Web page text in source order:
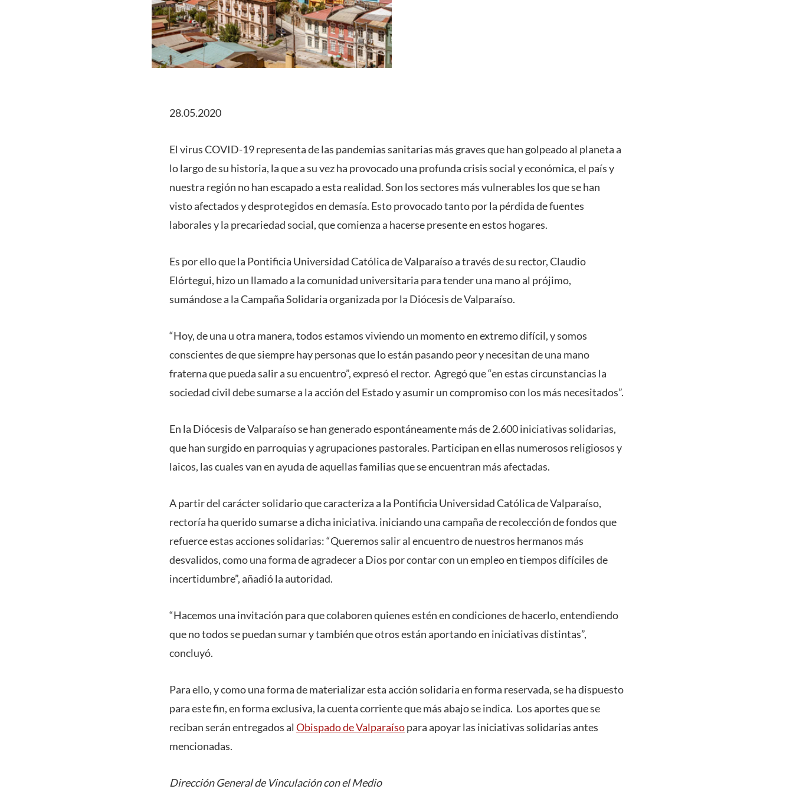
28.05.2020
El virus COVID-19 representa de las pandemias sanitarias más graves que han golpeado al planeta a
lo largo de su historia, la que a su vez ha provocado una profunda crisis social y económica, el país y
nuestra región no han escapado a esta realidad. Son los sectores más vulnerables los que se han
visto afectados y desprotegidos en demasía. Esto provocado tanto por la pérdida de fuentes
laborales y la precariedad social, que comienza a hacerse presente en estos hogares.
Es por ello que la Pontificia Universidad Católica de Valparaíso a través de su rector, Claudio
Elórtegui, hizo un llamado a la comunidad universitaria para tender una mano al prójimo,
sumándose a la Campaña Solidaria organizada por la Diócesis de Valparaíso.
“Hoy, de una u otra manera, todos estamos viviendo un momento en extremo difícil, y somos
conscientes de que siempre hay personas que lo están pasando peor y necesitan de una mano
fraterna que pueda salir a su encuentro”, expresó el rector. Agregó que “en estas circunstancias la
sociedad civil debe sumarse a la acción del Estado y asumir un compromiso con los más necesitados”.
En la Diócesis de Valparaíso se han generado espontáneamente más de 2.600 iniciativas solidarias,
que han surgido en parroquias y agrupaciones pastorales. Participan en ellas numerosos religiosos y
laicos, las cuales van en ayuda de aquellas familias que se encuentran más afectadas.
A partir del carácter solidario que caracteriza a la Pontificia Universidad Católica de Valparaíso,
rectoría ha querido sumarse a dicha iniciativa. iniciando una campaña de recolección de fondos que
refuerce estas acciones solidarias: “Queremos salir al encuentro de nuestros hermanos más
desvalidos, como una forma de agradecer a Dios por contar con un empleo en tiempos difíciles de
incertidumbre”, añadió la autoridad.
“Hacemos una invitación para que colaboren quienes estén en condiciones de hacerlo, entendiendo
que no todos se puedan sumar y también que otros están aportando en iniciativas distintas”,
concluyó.
Para ello, y como una forma de materializar esta acción solidaria en forma reservada, se ha dispuesto
para este fin, en forma exclusiva, la cuenta corriente que más abajo se indica. Los aportes que se
reciban serán entregados al Obispado de Valparaísopara apoyar las iniciativas solidarias antes
mencionadas.
Dirección General de Vinculación con el Medio